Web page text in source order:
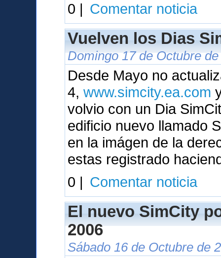
0 | Comentar noticia
Vuelven los Dias
Domingo 17 de Octubre
Desde Mayo no
4,www.simcity.ea.com
volvio con un Dia
edificio nuevo llamado
en la imágen de la
estas registrado
0 | Comentar noticia
El nuevo SimCity
2006
Sábado 16 de Octubre de